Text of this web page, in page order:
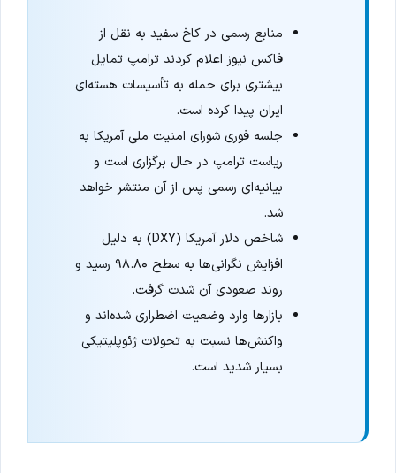
منابع رسمی در کاخ سفید به نقل از
فاکس نیوز اعلام کردند ترامپ تمایل
بیشتری برای حمله به تأسیسات هسته‌ای
ایران پیدا کرده است.
جلسه فوری شورای امنیت ملی آمریکا به
ریاست ترامپ در حال برگزاری است و
بیانیه‌ای رسمی پس از آن منتشر خواهد
شد.
شاخص دلار آمریکا (DXY) به دلیل
افزایش نگرانی‌ها به سطح ۹۸.۸۰ رسید و
روند صعودی آن شدت گرفت.
بازارها وارد وضعیت اضطراری شده‌اند و
واکنش‌ها نسبت به تحولات ژئوپلیتیکی
بسیار شدید است.